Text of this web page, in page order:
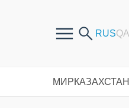
МИРКАЗАХСТАН